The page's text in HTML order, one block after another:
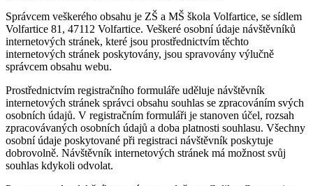
Správcem veškerého obsahu je ZŠ a MŠ škola Volfartice, se sídlem
Volfartice 81, 47112 Volfartice. Veškeré osobní údaje návštěvníků
internetových stránek, které jsou prostřednictvím těchto
internetových stránek poskytovány, jsou spravovány výlučně
správcem obsahu webu.
Prostřednictvím registračního formuláře uděluje návštěvník
internetových stránek správci obsahu souhlas se zpracováním svých
osobních údajů. V registračním formuláři je stanoven účel, rozsah
zpracovávaných osobních údajů a doba platnosti souhlasu. Všechny
osobní údaje poskytované při registraci návštěvník poskytuje
dobrovolně. Návštěvník internetových stránek má možnost svůj
souhlas kdykoli odvolat.